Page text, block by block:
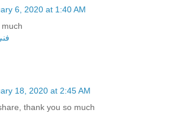
6, 2020 at 1:40 AM
18, 2020 at 2:45 AM
thank you so much